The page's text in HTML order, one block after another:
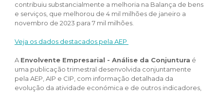
contribuiu substancialmente a melhoria na Balança de bens
e serviços, que melhorou de 4 mil milhões de janeiro a
novembro de 2023 para 7 mil milhões.
Veja os dados destacados pela AEP
A Envolvente Empresarial - Análise da Conjuntura é
uma publicação trimestral desenvolvida conjuntamente
pela AEP, AIP e CIP, com informação detalhada da
evolução da atividade económica e de outros indicadores,